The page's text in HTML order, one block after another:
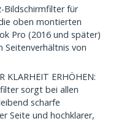
Bildschirmfilter für
oben montierten
Pro (2016 und später)
Seitenverhältnis von
KLARHEIT ERHÖHEN:
sorgt bei allen
scharfe
Seite und hochklarer,